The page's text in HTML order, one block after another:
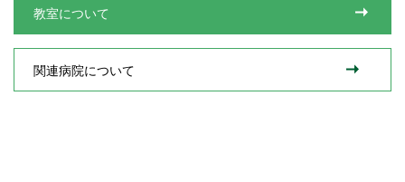
教室について
関連病院について